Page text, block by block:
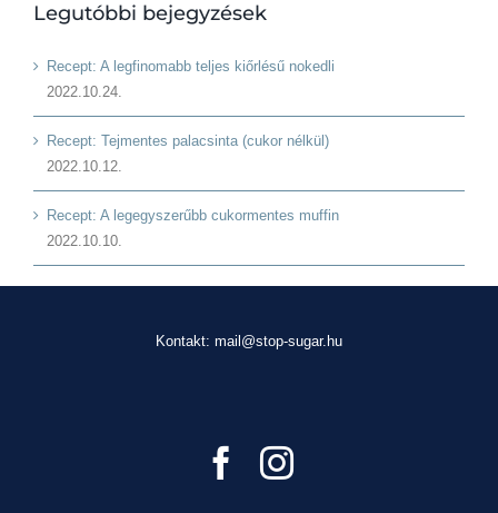
Legutóbbi bejegyzések
Recept: A legfinomabb teljes kiőrlésű nokedli
2022.10.24.
Recept: Tejmentes palacsinta (cukor nélkül)
2022.10.12.
Recept: A legegyszerűbb cukormentes muffin
2022.10.10.
Kontakt: mail@stop-sugar.hu